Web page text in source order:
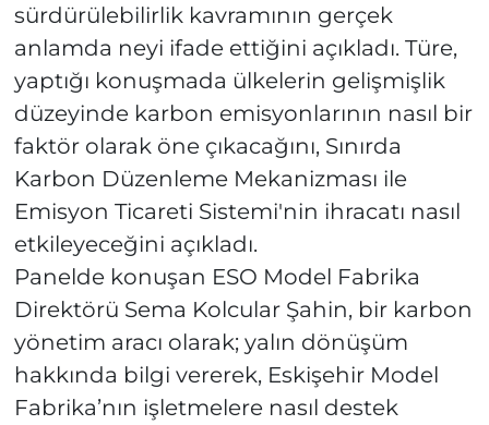
sürdürülebilirlik kavramının gerçek
anlamda neyi ifade ettiğini açıkladı. Türe,
yaptığı konuşmada ülkelerin gelişmişlik
düzeyinde karbon emisyonlarının nasıl bir
faktör olarak öne çıkacağını, Sınırda
Karbon Düzenleme Mekanizması ile
Emisyon Ticareti Sistemi'nin ihracatı nasıl
etkileyeceğini açıkladı.
Panelde konuşan ESO Model Fabrika
Direktörü Sema Kolcular Şahin, bir karbon
yönetim aracı olarak; yalın dönüşüm
hakkında bilgi vererek, Eskişehir Model
Fabrika’nın işletmelere nasıl destek